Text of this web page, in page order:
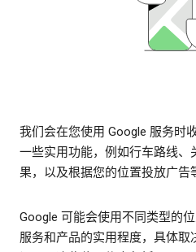
我们会在您使用 Google 服务时
一些实用功能，例如行车路线、
果，以及根据您的位置投放广告
Google 可能会使用不同类型的
服务和产品的实用程度，具体取